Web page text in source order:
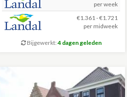
per week
€1.361 - €1.721
per midweek
Bijgewerkt: 4 dagen geleden